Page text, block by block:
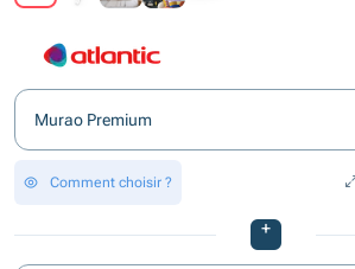
Murao Premium
Comment choisir ?
+